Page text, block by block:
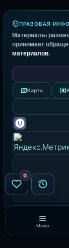
ПРАВОВАЯ
Материалы
принимает
материалов.
Карта
Меню
0